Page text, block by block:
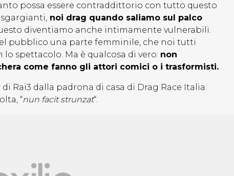
possa essere contraddittorio con tutto questo
noi drag quando saliamo sul palco
diventiamo anche intimamente vulnerabili.
pubblico una parte femminile, che noi tutti
spettacolo. Ma è qualcosa di vero: non
come fanno gli attori comici o i trasformisti.
Rai3 dalla padrona di casa di Drag Race Italia.
“nun facit strunzat“.